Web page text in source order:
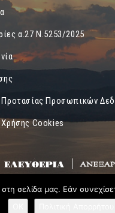
α.27 Ν.5253/2025
Προτασίας Προσωπικών
Χρήσης Cookies
σελίδα μας. Εάν